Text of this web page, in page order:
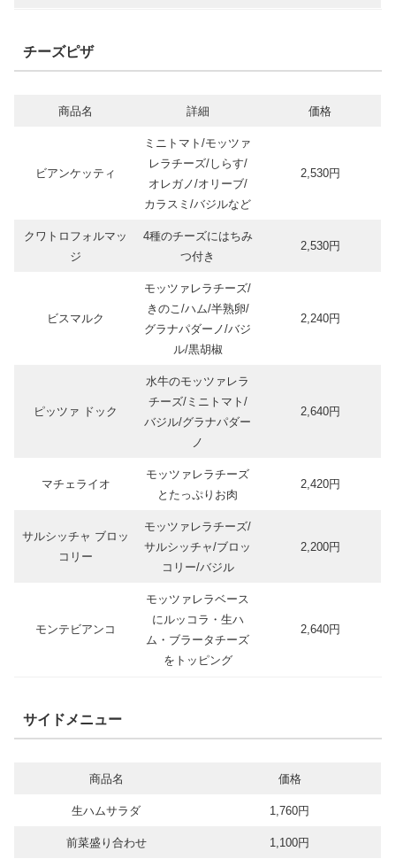
チーズピザ
商品名 詳細 価格
ビアンケッティ
ミニトマト/モッツァ
レラチーズ/しらす/
オレガノ/オリーブ/
カラスミ/バジルなど
2,530円
クワトロフォルマッ
ジ
4種のチーズにはちみ
つ付き
2,530円
ビスマルク
モッツァレラチーズ/
きのこ/ハム/半熟卵/
グラナパダーノ/バジ
ル/黒胡椒
2,240円
ピッツァ ドック
水牛のモッツァレラ
チーズ/ミニトマト/
バジル/グラナパダー
ノ
2,640円
マチェライオ
モッツァレラチーズ
とたっぷりお肉
2,420円
サルシッチャ ブロッ
コリー
モッツァレラチーズ/
サルシッチャ/ブロッ
コリー/バジル
2,200円
モンテビアンコ
モッツァレラベース
にルッコラ・生ハ
ム・ブラータチーズ
をトッピング
2,640円
サイドメニュー
商品名 価格
生ハムサラダ 1,760円
前菜盛り合わせ 1,100円